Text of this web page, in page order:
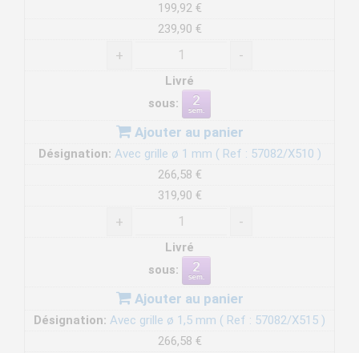
199,92 €
239,90 €
+ -
Livré
sous:
Ajouter au panier
Désignation: Avec grille ø 1 mm ( Ref : 57082/X510 )
266,58 €
319,90 €
+ -
Livré
sous:
Ajouter au panier
Désignation: Avec grille ø 1,5 mm ( Ref : 57082/X515 )
266,58 €